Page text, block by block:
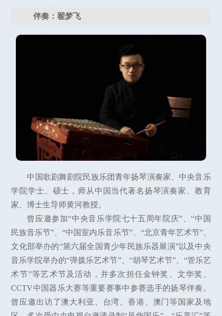
伴奏：翟梦飞
中国歌剧舞剧院民族乐团青年扬琴演奏家、中央音乐
学院学士、硕士，师从中国当代著名扬琴演奏家、教育
家、博士生导师黄河教授。
曾应邀参加“中央音乐学院七十五周年院庆”、“中国
民族音乐节”、“中国室内乐音乐节”、“北京青年艺术节”、
文化部举办的“第六届全国青少年民族乐器展演”以及中央
音乐学院举办的“弹拨乐艺术节”、“胡琴艺术节”、“管乐艺
术节”等艺术节及活动，并多次担任金钟奖、文华奖、
CCTV中国器乐大赛等重要赛事中参赛选手的扬琴伴奏。
曾应邀出访了澳大利亚、台湾、香港、澳门等国家及地